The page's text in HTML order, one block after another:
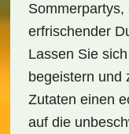
erfrischender
Lassen Sie
begeistern und
Zutaten einen
auf die